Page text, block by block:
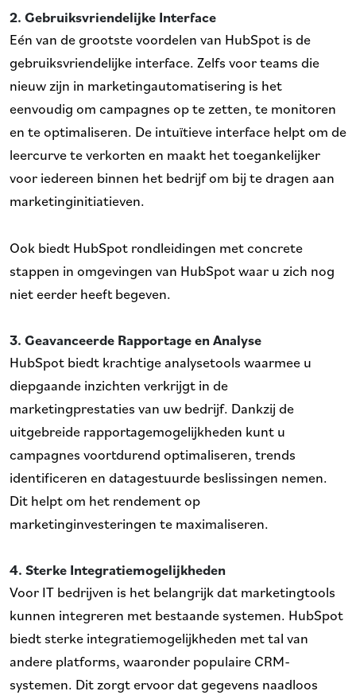
2. Gebruiksvriendelijke Interface
Eén van de grootste voordelen van HubSpot is de
gebruiksvriendelijke interface. Zelfs voor teams die
nieuw zijn in marketingautomatisering is het
eenvoudig om campagnes op te zetten, te monitoren
en te optimaliseren. De intuïtieve interface helpt om de
leercurve te verkorten en maakt het toegankelijker
voor iedereen binnen het bedrijf om bij te dragen aan
marketinginitiatieven.
Ook biedt HubSpot rondleidingen met concrete
stappen in omgevingen van HubSpot waar u zich nog
niet eerder heeft begeven.
3. Geavanceerde Rapportage en Analyse
HubSpot biedt krachtige analysetools waarmee u
diepgaande inzichten verkrijgt in de
marketingprestaties van uw bedrijf. Dankzij de
uitgebreide rapportagemogelijkheden kunt u
campagnes voortdurend optimaliseren, trends
identificeren en datagestuurde beslissingen nemen.
Dit helpt om het rendement op
marketinginvesteringen te maximaliseren.
4. Sterke Integratiemogelijkheden
Voor IT bedrijven is het belangrijk dat marketingtools
kunnen integreren met bestaande systemen. HubSpot
biedt sterke integratiemogelijkheden met tal van
andere platforms, waaronder populaire CRM-
systemen. Dit zorgt ervoor dat gegevens naadloos